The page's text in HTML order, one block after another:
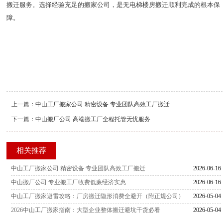
搬迁服务。选择经验充足的搬家公司，是无电梯楼房搬迁顺利完成的根本保
障。
上一篇：中山工厂搬家公司 精密设备 专业团队高效工厂搬迁
下一篇：中山搬厂公司 高端搬工厂全程托管无忧服务
相关推荐
2026-06-16
中山工厂搬家公司 精密设备 专业团队高效工厂搬迁
2026-06-16
中山搬厂公司 专业搬工厂收费低廉经济实惠
2026-05-04
中山工厂搬家避雷攻略：厂房搬迁隐形消费全避开（附正规公司）
2026-05-04
2026中山工厂搬家指南：大型企业整体搬迁避坑干货必看